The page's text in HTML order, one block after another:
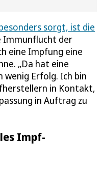
sorgt, ist die
Immunflucht der
eine Impfung eine
„Da hat eine
wenig Erfolg. Ich bin
in Kontakt,
in Auftrag zu
Impf-